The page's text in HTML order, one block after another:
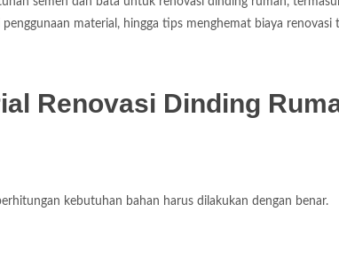
material, hingga tips menghemat biaya renovasi
Renovasi Dinding
kebutuhan bahan harus dilakukan dengan benar.